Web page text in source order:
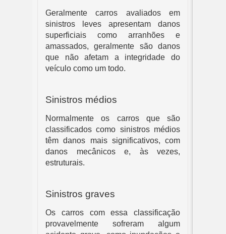
Geralmente carros avaliados em
sinistros leves apresentam danos
superficiais como arranhões e
amassados, geralmente são danos
que não afetam a integridade do
veículo como um todo.
Sinistros médios
Normalmente os carros que são
classificados como sinistros médios
têm danos mais significativos, com
danos mecânicos e, às vezes,
estruturais.
Sinistros graves
Os carros com essa classificação
provavelmente sofreram algum